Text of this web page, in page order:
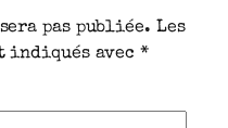
pas publiée. Les
indiqués avec*